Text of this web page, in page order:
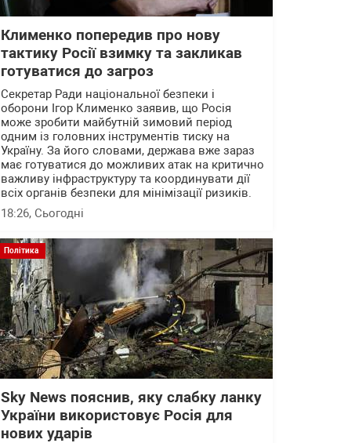
Клименко попередив про нову
тактику Росії взимку та закликав
готуватися до загроз
Секретар Ради національної безпеки і
оборони Ігор Клименко заявив, що Росія
може зробити майбутній зимовий період
одним із головних інструментів тиску на
Україну. За його словами, держава вже зараз
має готуватися до можливих атак на критично
важливу інфраструктуру та координувати дії
всіх органів безпеки для мінімізації ризиків.
18:26, Сьогодні
Політика
Sky News пояснив, яку слабку ланку
України використовує Росія для
нових ударів